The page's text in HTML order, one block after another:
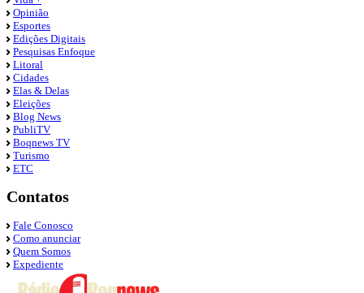
Opinião
Esportes
Edições Digitais
Pesquisas Enfoque
Litoral
Cidades
Elas & Delas
Eleições
Blog News
PubliTV
Boqnews TV
Turismo
ETC
Contatos
Fale Conosco
Como anunciar
Quem Somos
Expediente